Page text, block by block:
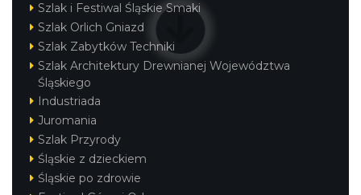
Szlak i Festiwal Śląskie Smaki
Szlak Orlich Gniazd
Szlak Zabytków Techniki
Szlak Architektury Drewnianej Województwa
Śląskiego
Industriada
Juromania
Szlak Przyrody
Śląskie z dzieckiem
Śląskie po zdrowie